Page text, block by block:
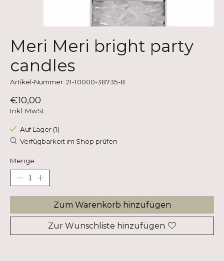
Meri Meri bright party
candles
Artikel-Nummer: 21-10000-38735-8
€10,00
Inkl. MwSt.
Auf Lager (1)
Verfügbarkeit im Shop prüfen
Menge:
Zum Warenkorb hinzufügen
Zur Wunschliste hinzufügen